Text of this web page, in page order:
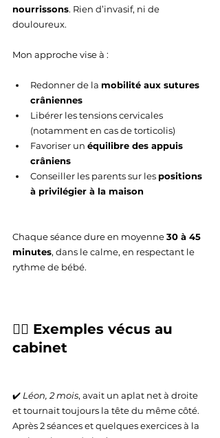
nourrissons. Rien d’invasif, ni de
douloureux.
Mon approche vise à :
Redonner de la mobilité aux sutures
crâniennes
Libérer les tensions cervicales
(notamment en cas de torticolis)
Favoriser un équilibre des appuis
crâniens
Conseiller les parents sur les positions
à privilégier à la maison
Chaque séance dure en moyenne 30 à 45
minutes, dans le calme, en respectant le
rythme de bébé.
🧑‍⚕️ Exemples vécus au
cabinet
✔️ Léon, 2 mois, avait un aplat net à droite
et tournait toujours la tête du même côté.
Après 2 séances et quelques exercices à la